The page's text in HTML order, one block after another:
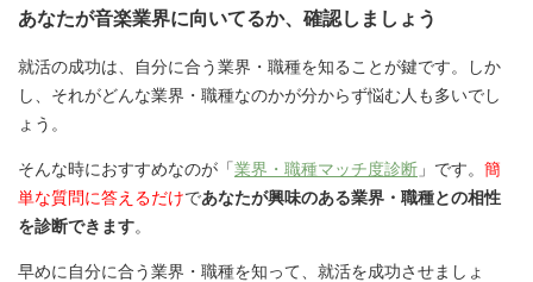
あなたが音楽業界に向いてるか、確認しましょう
就活の成功は、自分に合う業界・職種を知ることが鍵です。しか
し、それがどんな業界・職種なのかが分からず悩む人も多いでし
ょう。
そんな時におすすめなのが「業界・職種マッチ度診断 」です。 簡
単な質問に答えるだけであなたが興味のある業界・職種との相性
を診断できます。
早めに自分に合う業界・職種を知って、就活を成功させましょ